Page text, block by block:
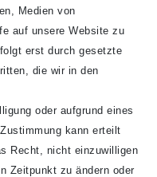
Medien von
auf unsere Website zu
erst durch gesetzte
die wir in den
oder aufgrund eines
kann erteilt
Recht, nicht einzuwilligen
Zeitpunkt zu ändern oder